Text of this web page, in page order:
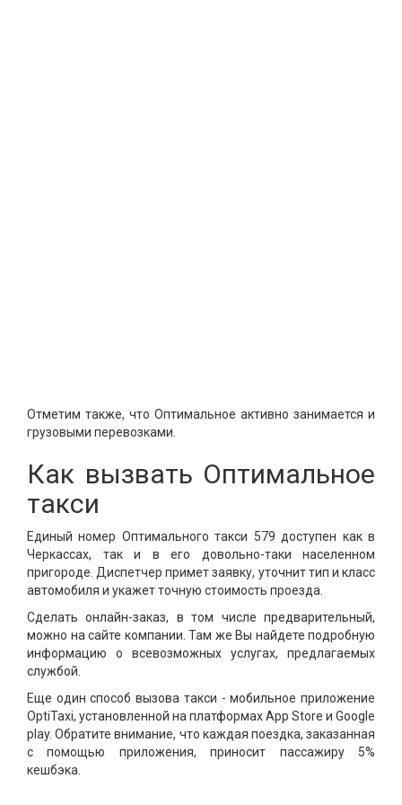
Отметим также, что Оптимальное активно занимается и
грузовыми перевозками.
Как вызвать Оптимальное
такси
Единый номер Оптимального такси 579 доступен как в
Черкассах, так и в его довольно-таки населенном
пригороде. Диспетчер примет заявку, уточнит тип и класс
автомобиля и укажет точную стоимость проезда.
Сделать онлайн-заказ, в том числе предварительный,
можно на сайте компании. Там же Вы найдете подробную
информацию о всевозможных услугах, предлагаемых
службой.
Еще один способ вызова такси - мобильное приложение
OptiTaxi, установленной на платформах App Store и Google
play. Обратите внимание, что каждая поездка, заказанная
с помощью приложения, приносит пассажиру 5%
кешбэка.